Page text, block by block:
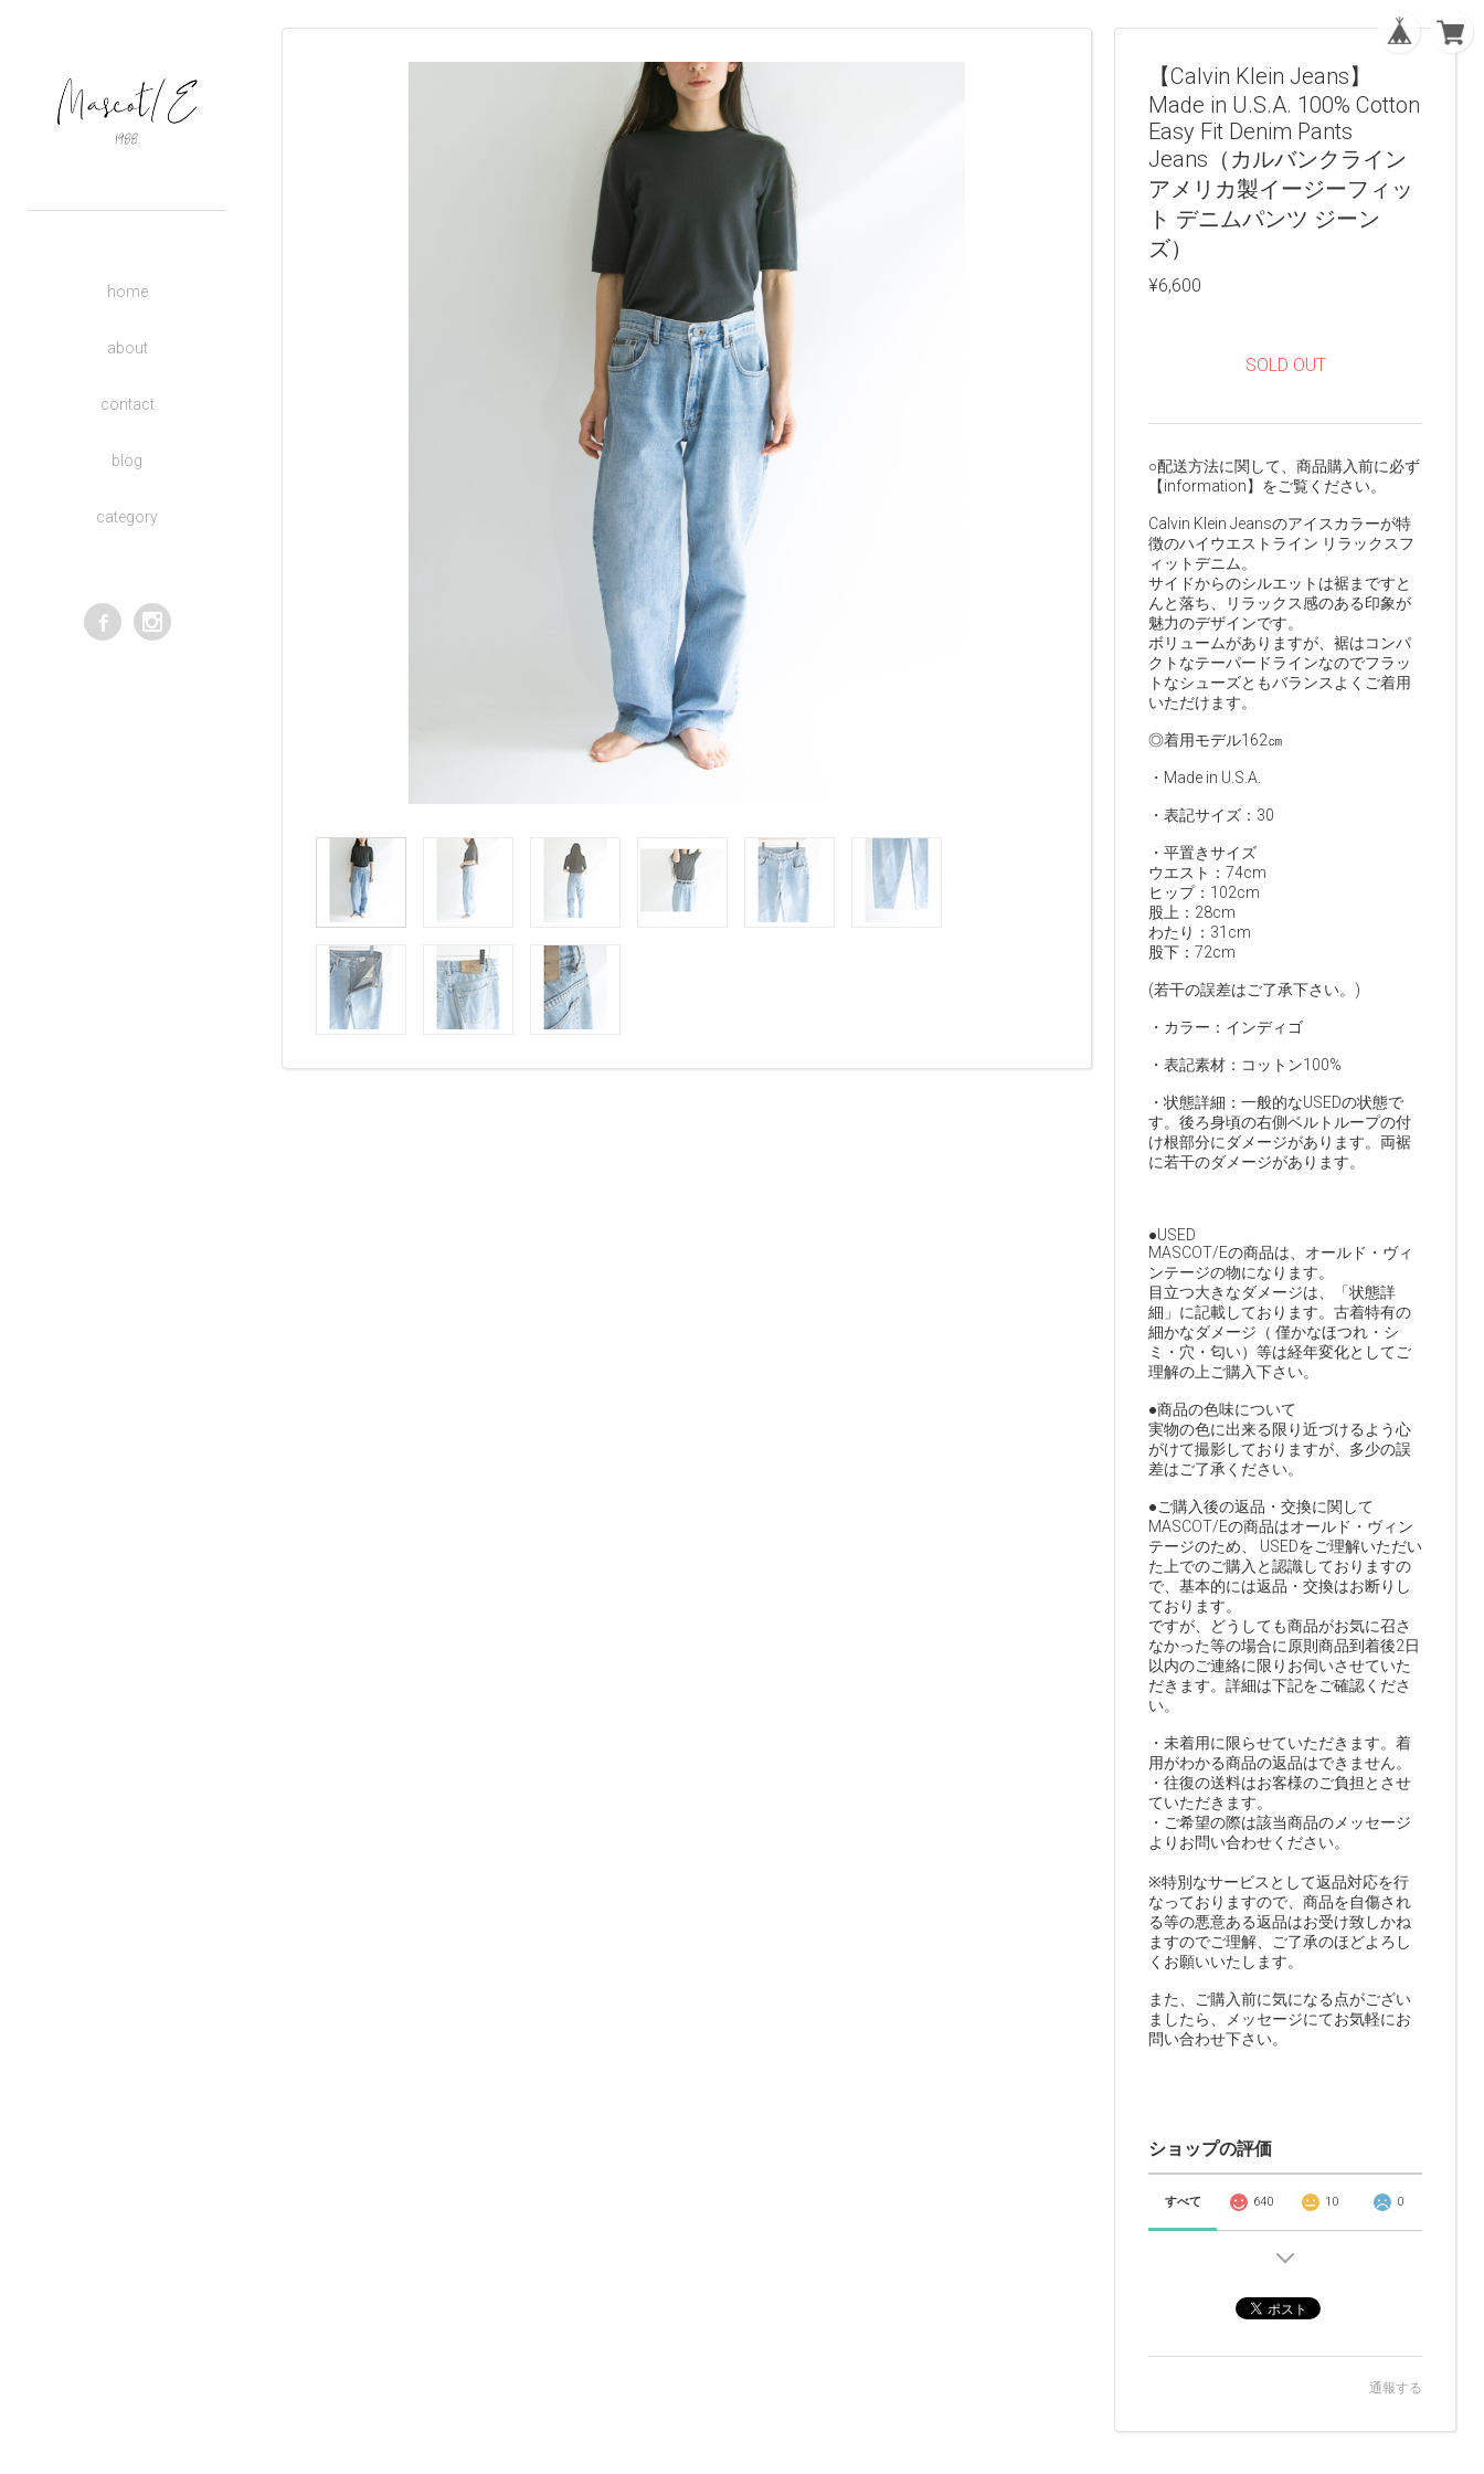
home
about
contact
blog
category
【Calvin Klein Jeans】
Made in U.S.A. 100% Cotton
Easy Fit Denim Pants
Jeans（カルバンクライン
アメリカ製イージーフィッ
ト デニムパンツ ジーン
ズ）
¥6,600
SOLD OUT
○配送方法に関して、商品購入前に必ず
【information】をご覧ください。
Calvin Klein Jeansのアイスカラーが特
徴のハイウエストライン リラックスフ
ィットデニム。
サイドからのシルエットは裾まですと
んと落ち、リラックス感のある印象が
魅力のデザインです。
ボリュームがありますが、裾はコンパ
クトなテーパードラインなのでフラッ
トなシューズともバランスよくご着用
いただけます。
◎着用モデル162㎝
・Made in U.S.A.
・表記サイズ：30
・平置きサイズ
ウエスト：74cm
ヒップ：102cm
股上：28cm
わたり：31cm
股下：72cm
(若干の誤差はご了承下さい。)
・カラー：インディゴ
・表記素材：コットン100%
・状態詳細：一般的なUSEDの状態で
す。後ろ身頃の右側ベルトループの付
け根部分にダメージがあります。両裾
に若干のダメージがあります。
●USED
MASCOT/Eの商品は、オールド・ヴィ
ンテージの物になります。
目立つ大きなダメージは、「状態詳
細」に記載しております。古着特有の
細かなダメージ（ 僅かなほつれ・シ
ミ・穴・匂い）等は経年変化としてご
理解の上ご購入下さい。
●商品の色味について
実物の色に出来る限り近づけるよう心
がけて撮影しておりますが、多少の誤
差はご了承ください。
●ご購入後の返品・交換に関して
MASCOT/Eの商品はオールド・ヴィン
テージのため、 USEDをご理解いただい
た上でのご購入と認識しておりますの
で、基本的には返品・交換はお断りし
ております。
ですが、どうしても商品がお気に召さ
なかった等の場合に原則商品到着後2日
以内のご連絡に限りお伺いさせていた
だきます。詳細は下記をご確認くださ
い。
・未着用に限らせていただきます。着
用がわかる商品の返品はできません。
・往復の送料はお客様のご負担とさせ
ていただきます。
・ご希望の際は該当商品のメッセージ
よりお問い合わせください。
※特別なサービスとして返品対応を行
なっておりますので、商品を自傷され
る等の悪意ある返品はお受け致しかね
ますのでご理解、ご了承のほどよろし
くお願いいたします。
また、ご購入前に気になる点がござい
ましたら、メッセージにてお気軽にお
問い合わせ下さい。
ショップの評価
すべて 640 10 0
通報する